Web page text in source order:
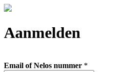
Aanmelden
Email of Nelos nummer *